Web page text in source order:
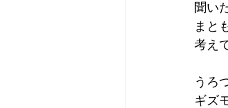
聞い
まと
考え
うろ
ギズ